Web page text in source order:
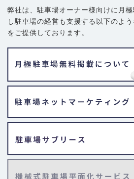
弊社は、駐車場オーナー様向けに月極
し駐車場の経営も支援する以下のよ
をご提供しております。